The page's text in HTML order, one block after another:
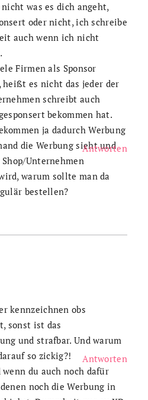
was es dich angeht,
oder nicht, ich schreibe
auch wenn ich nicht
Firmen als Sponsor
heißt es nicht das jeder der
schreibt auch
bekommen hat.
ja dadurch Werbung
die Werbung sieht und
Unternehmen
warum sollte man da
bestellen?
Antworten
kennzeichnen obs
sonst ist das
und strafbar. Und warum
so zickig?!
wenn du auch noch dafür
noch die Werbung in
Antworten